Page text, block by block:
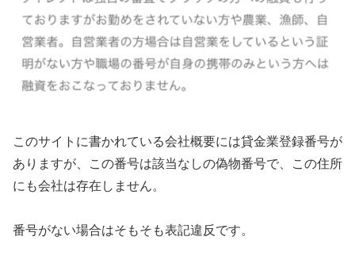
このサイトに書かれている会社概要には貸金業登録番号が
ありますが、この番号は該当なしの偽物番号で、この住所
にも会社は存在しません。
番号がない場合はそもそも表記違反です。